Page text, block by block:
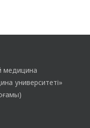
медицина
университеті»